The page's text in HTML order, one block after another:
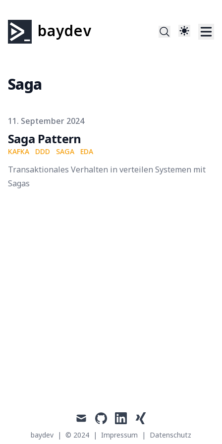
baydev
Saga
Published on
11. September 2024
Saga Pattern
KAFKA DDD SAGA EDA
Transaktionales Verhalten in verteilen Systemen mit
Sagas
mail github linkedinxing
baydev | © 2024 | Impressum | Datenschutz